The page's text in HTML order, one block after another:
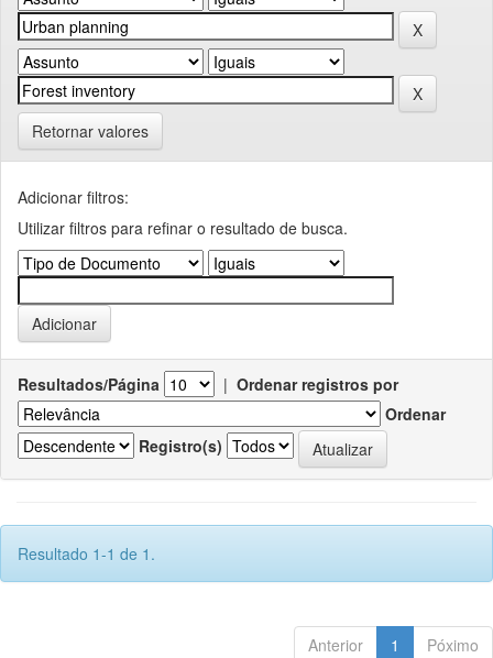
Retornar valores
Adicionar filtros:
Utilizar filtros para refinar o resultado de busca.
Resultados/Página | Ordenar registros por
Ordenar
Registro(s)
Resultado 1-1 de 1.
Anterior 1 Póximo